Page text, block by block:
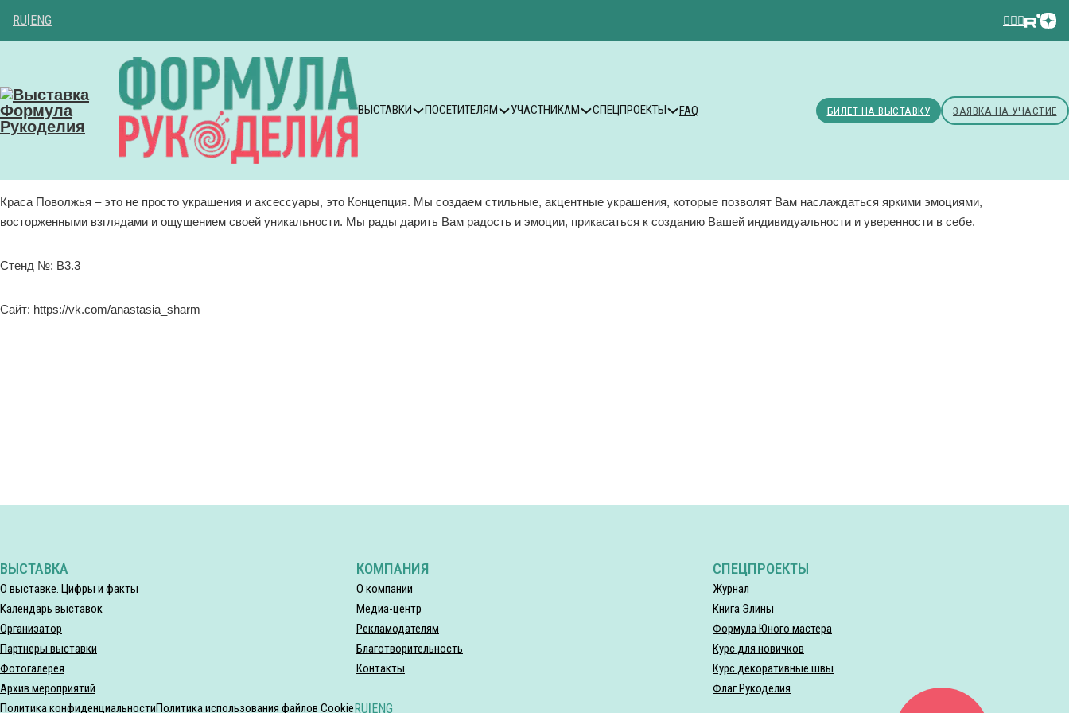
RU ENG
ВЫСТАВКИ ПОСЕТИТЕЛЯМ УЧАСТНИКАМ СПЕЦПРОЕКТЫ FAQ БИЛЕТ НА ВЫСТАВКУ ЗАЯВКА НА УЧАСТИЕ
Краса Поволжья – это не просто украшения и аксессуары, это Концепция. Мы создаем стильные, акцентные украшения, которые позволят Вам наслаждаться яркими эмоциями,
восторженными взглядами и ощущением своей уникальности. Мы рады дарить Вам радость и эмоции, прикасаться к созданию Вашей индивидуальности и уверенности в себе.
Стенд №: B3.3
Сайт: https://vk.com/anastasia_sharm
ВЫСТАВКА
О выставке. Цифры и факты
Календарь выставок
Организатор
Партнеры выставки
Фотогалерея
Архив мероприятий
КОМПАНИЯ
О компании
Медиа-центр
Рекламодателям
Благотворительность
Контакты
СПЕЦПРОЕКТЫ
Журнал
Книга Элины
Формула Юного мастера
Курс для новичков
Курс декоративные швы
Флаг Рукоделия
Политика конфиденциальностиПолитика использования файлов CookieRU|ENG